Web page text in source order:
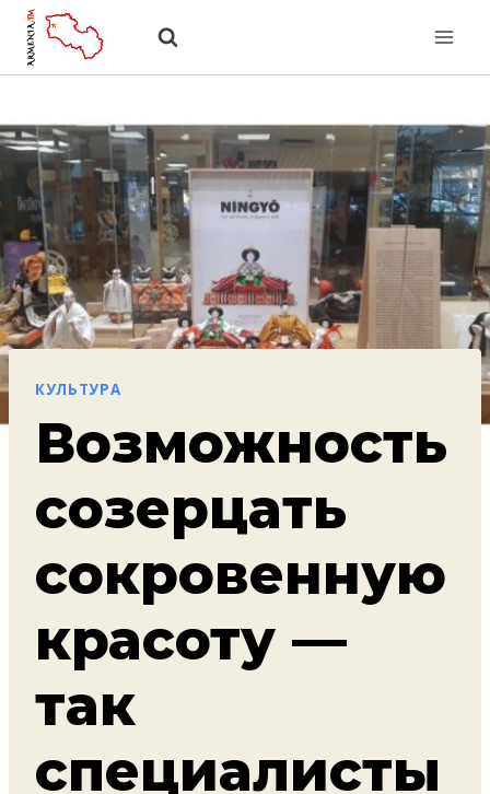
Перейти
КУЛЬТУРА
Возможность
созерцать
сокровенную
красоту —
так
специалисты